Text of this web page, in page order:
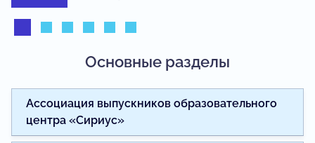
Основные разделы
Ассоциация выпускников образовательного
центра «Сириус»